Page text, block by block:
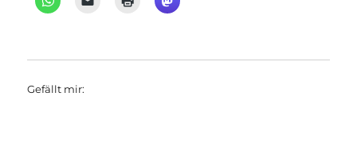
Gefällt mir: